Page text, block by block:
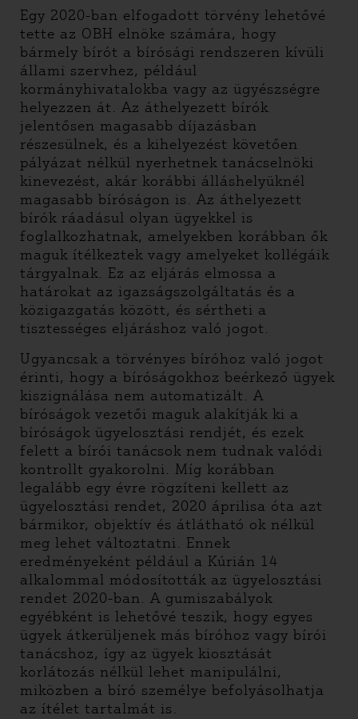
Egy 2020-ban elfogadott törvény lehetővé
tette az OBH elnöke számára, hogy
bármely bírót a bírósági rendszeren kívüli
állami szervhez, például
kormányhivatalokba vagy az ügyészségre
helyezzen át. Az áthelyezett bírók
jelentősen magasabb díjazásban
részesülnek, és a kihelyezést követően
pályázat nélkül nyerhetnek tanácselnöki
kinevezést, akár korábbi álláshelyüknél
magasabb bíróságon is. Az áthelyezett
bírók ráadásul olyan ügyekkel is
foglalkozhatnak, amelyekben korábban ők
maguk ítélkeztek vagy amelyeket kollégáik
tárgyalnak. Ez az eljárás elmossa a
határokat az igazságszolgáltatás és a
közigazgatás között, és sértheti a
tisztességes eljáráshoz való jogot.
Ugyancsak a törvényes bíróhoz való jogot
érinti, hogy a bíróságokhoz beérkező ügyek
kiszignálása nem automatizált. A
bíróságok vezetői maguk alakítják ki a
bíróságok ügyelosztási rendjét, és ezek
felett a bírói tanácsok nem tudnak valódi
kontrollt gyakorolni. Míg korábban
legalább egy évre rögzíteni kellett az
ügyelosztási rendet, 2020 áprilisa óta azt
bármikor, objektív és átlátható ok nélkül
meg lehet változtatni. Ennek
eredményeként például a Kúrián 14
alkalommal módosították az ügyelosztási
rendet 2020-ban. A gumiszabályok
egyébként is lehetővé teszik, hogy egyes
ügyek átkerüljenek más bíróhoz vagy bírói
tanácshoz, így az ügyek kiosztását
korlátozás nélkül lehet manipulálni,
miközben a bíró személye befolyásolhatja
az ítélet tartalmát is.